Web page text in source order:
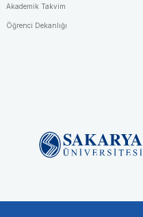
Akademik Takvim
Öğrenci Dekanlığı